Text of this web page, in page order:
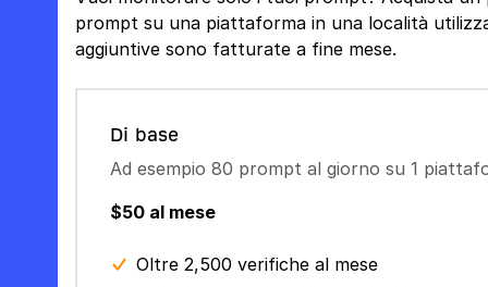
prompt su una piattaforma in una località
aggiuntive sono fatturate a fine mese.
Di base
Ad esempio 80 prompt al giorno su 1
$50 al mese
Oltre 2,500 verifiche al mese